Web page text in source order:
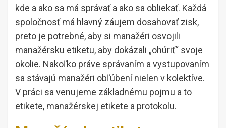
kde a ako sa má správať a ako sa obliekať. Každá
spoločnosť má hlavný záujem dosahovať zisk,
preto je potrebné, aby si manažéri osvojili
manažérsku etiketu, aby dokázali „ohúriť“ svoje
okolie. Nakoľko práve správaním a vystupovaním
sa stávajú manažéri obľúbení nielen v kolektíve.
V práci sa venujeme základnému pojmu a to
etikete, manažérskej etikete a protokolu.